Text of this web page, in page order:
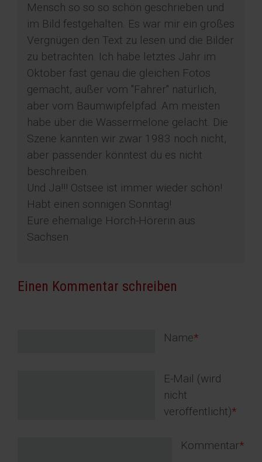
Mensch so so so schön geschrieben und
im Bild festgehalten. Es war mir ein großes
Vergnügen den Text zu lesen und die Bilder
zu betrachten. Ich habe letztes Jahr im
Oktober fast genau die gleichen Fotos
gemacht, außer vom "Fahrer" natürlich,
aber vom Baumwipfelpfad. Am meisten
habe über die Wassermelone gelacht. Die
Szene kannten wir zwar 1983 noch nicht,
aber passender könntest du es nicht
beschreiben.
Und Ja!!! Ostsee ist immer wieder schön!
Habt einen sonnigen Sonntag!
Eure ehemalige Horch-Hörerin aus
Sachsen
Einen Kommentar schreiben
Pflichtfeld
Name*
Pflichtfeld
E-Mail (wird
nicht
veröffentlicht)*
Pflichtfeld
Kommentar*